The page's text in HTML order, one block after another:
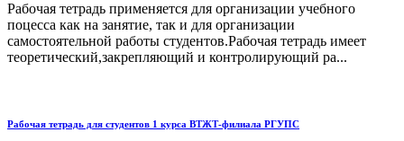
Рабочая тетрадь применяется для организации учебного
поцесса как на занятие, так и для организации
самостоятельной работы студентов.Рабочая тетрадь имеет
теоретический,закрепляющий и контролирующий ра...
Рабочая тетрадь для студентов 1 курса ВТЖТ-филиала РГУПС